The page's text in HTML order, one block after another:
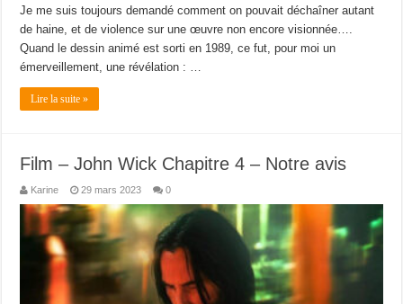
Je me suis toujours demandé comment on pouvait déchaîner autant
de haine, et de violence sur une œuvre non encore visionnée….
Quand le dessin animé est sorti en 1989, ce fut, pour moi un
émerveillement, une révélation : …
Lire la suite »
Film – John Wick Chapitre 4 – Notre avis
Karine 29 mars 2023 0